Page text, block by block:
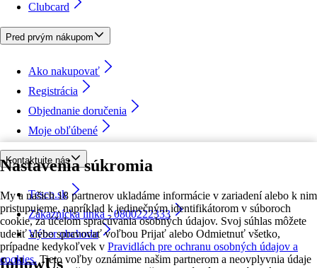
Nastavenia súkromia
My a našich 18 partnerov ukladáme informácie v zariadení alebo k nim
pristupujeme, napríklad k jedinečným identifikátorom v súboroch
cookie, za účelom spracúvania osobných údajov. Svoj súhlas môžete
udeliť alebo spravovať voľbou Prijať alebo Odmietnuť všetko,
prípadne kedykoľvek v Pravidlách pre ochranu osobných údajov a
cookies. Tieto voľby oznámime našim partnerom a neovplyvnia údaje
Clubcard
Pred prvým nákupom
Ako nakupovať
Registrácia
Objednanie doručenia
Moje obľúbené
Kontaktujte nás
Tesco.sk
Zákaznícka linka - 0800222333
Výber obchodu
followUs